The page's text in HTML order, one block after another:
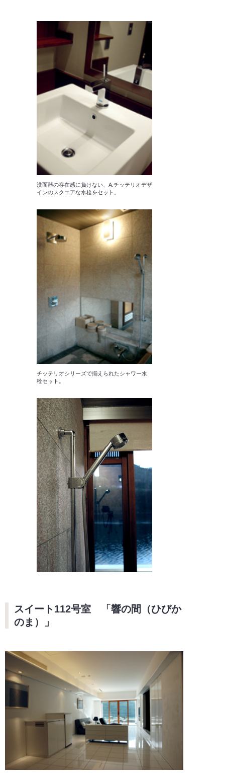
洗面器の存在感に負けない、A.チッテリオデザ
インのスクエアな水栓をセット。
チッテリオシリーズで揃えられたシャワー水
栓セット。
スイート112号室 「響の間（ひびか
のま）」